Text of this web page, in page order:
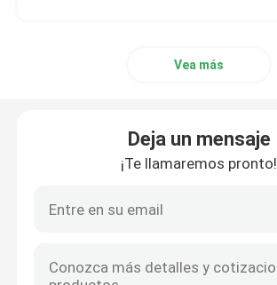
Tubos de la loción
Tubo de crema para las manos
Tubos del champú
Vea más
Deja un mensaje
¡Te llamaremos pronto!